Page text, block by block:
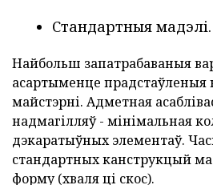
Стандартныя мадэлі.
Найбольш запатрабаваныя
асартыменце прадстаўленыя
майстэрні. Адметная
надмагілляў - мінімальная
дэкаратыўных элементаў.
стандартных канструкцый
форму (хваля ці скос).